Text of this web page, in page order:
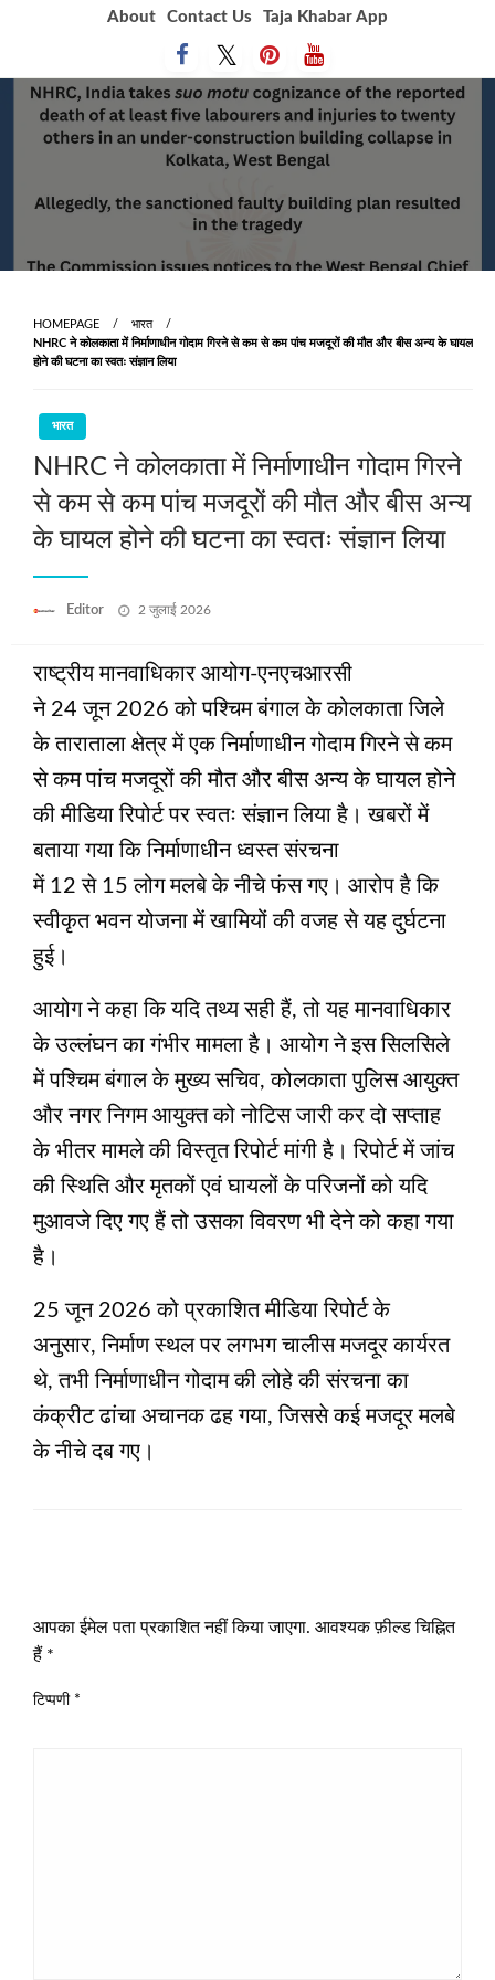
About Contact Us Taja Khabar App
HOMEPAGE
भारत
NHRC ने कोलकाता में निर्माणाधीन गोदाम गिरने से कम से कम पांच मजदूरों की मौत और बीस अन्य के घायल
होने की घटना का स्वतः संज्ञान लिया
भारत
NHRC ने कोलकाता में निर्माणाधीन गोदाम गिरने
से कम से कम पांच मजदूरों की मौत और बीस अन्य
के घायल होने की घटना का स्वतः संज्ञान लिया
Editor
Posted
2 जुलाई 2026
राष्ट्रीय मानवाधिकार आयोग-एनएचआरसी
ने 24 जून 2026 को पश्चिम बंगाल के कोलकाता जिले
के ताराताला क्षेत्र में एक निर्माणाधीन गोदाम गिरने से कम
से कम पांच मजदूरों की मौत और बीस अन्य के घायल होने
की मीडिया रिपोर्ट पर स्वतः संज्ञान लिया है। खबरों में
बताया गया कि निर्माणाधीन ध्‍वस्‍त संरचना
में 12 से 15 लोग मलबे के नीचे फंस गए। आरोप है कि
स्वीकृत भवन योजना में खामियों की वजह से यह दुर्घटना
हुई।
आयोग ने कहा कि यदि तथ्य सही हैं, तो यह मानवाधिकार
के उल्लंघन का गंभीर मामला है। आयोग ने इस सिलसिले
में पश्चिम बंगाल के मुख्य सचिव, कोलकाता पुलिस आयुक्त
और नगर निगम आयुक्त को नोटिस जारी कर दो सप्ताह
के भीतर मामले की विस्तृत रिपोर्ट मांगी है। रिपोर्ट में जांच
की स्थिति और मृतकों एवं घायलों के परिजनों को यदि
मुआवजे दिए गए हैं तो उसका विवरण भी देने को कहा गया
है।
25 जून 2026 को प्रकाशित मीडिया रिपोर्ट के
अनुसार, निर्माण स्थल पर लगभग चालीस मजदूर कार्यरत
थे, तभी निर्माणाधीन गोदाम की लोहे की संरचना का
कंक्रीट ढांचा अचानक ढह गया, जिससे कई मजदूर मलबे
के नीचे दब गए।
आपका ईमेल पता प्रकाशित नहीं किया जाएगा. आवश्यक फ़ील्ड चिह्नित
हैं *
टिप्पणी *